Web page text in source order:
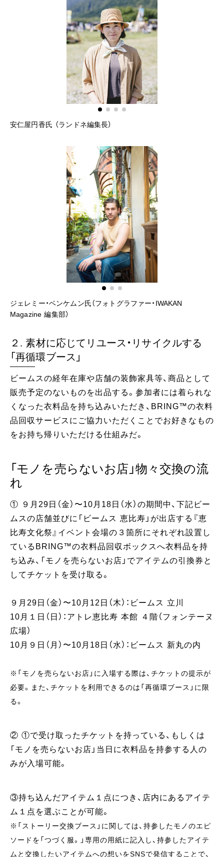
安仁屋円香氏 （ランドネ編集長）
ジェレミー・ベンケムン氏（フォトグラファー・IWAKAN
Magazine 編集部）
２. 素材に応じてリユース・リサイクルする
「再循環ブース」
ビームスの経年在庫や店舗の装飾家具等、商品として
販売予定のないものを出品する。参加者には着られな
くなった衣料品を持ち込みいただき、BRING™の衣料
品回収サービスにご協力いただくことでお好きなもの
をお持ち帰りいただける仕組みだ。
「モノを売らないお店」物々交換の流
れ
① ９月29日（金）〜10月18日（水）の期間中、下記ビー
ムスの店舗並びに「ビームス 恵比寿」が出店する『恵
比寿文化祭』イベント会場の３箇所にそれぞれ設置し
ているBRING™の衣料品回収ボックスへ衣料品を持
ち込み、「モノを売らないお店」でアイテムの引換券と
してチケットを受け取る。
９月29日（金）〜10月12日（木）：ビームス 立川
10月１日（日）：アトレ恵比寿 本館 ４階（フォンテーヌ
広場）
10月９日（月）〜10月18日（水）：ビームス 新丸の内
※「モノを売らないお店」に入場する際は、チケットの提示が
必要。また、チケットを利用できるのは「再循環ブース」に限
る。
② ①で受け取ったチケットを持っている、もしくは
「モノを売らないお店」当日に衣料品を持参する人の
みが入場可能。
③持ち込んだアイテム１点につき、店内にあるアイテ
ム１点を選ぶことが可能。
※「ストーリー交換ブース」に関しては、持参したモノのエピ
ソードを「つづく服。」専用の用紙に記入し、持参したアイテ
ムと交換したいアイテムへの想いをSNSで発信することで、